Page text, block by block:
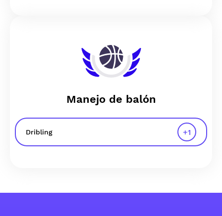
Manejo de balón
Dribling +1